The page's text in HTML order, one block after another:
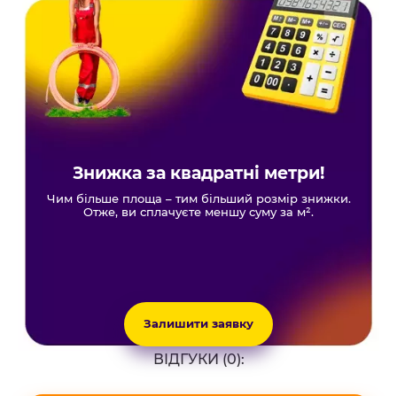
Знижка за квадратні метри!
Чим більше площа – тим більший розмір знижки.
Отже, ви сплачуєте меншу суму за м².
Залишити заявку
ВІДГУКИ (0):